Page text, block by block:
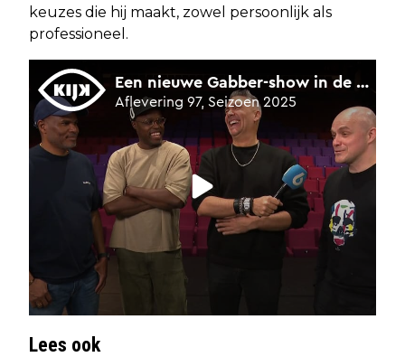
keuzes die hij maakt, zowel persoonlijk als
professioneel.
Lees ook